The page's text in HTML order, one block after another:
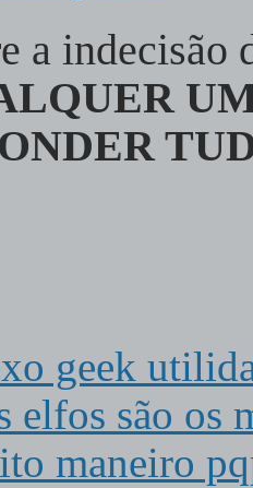
a indecisão
geek
elfos são os
maneiro